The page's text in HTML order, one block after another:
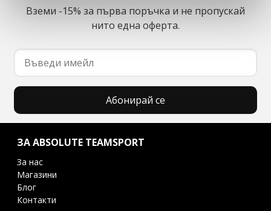
Вземи -15% за първа поръчка и не пропускай
нито една оферта.
Абонирай се
ЗА ABSOLUTE TEAMSPORT
За нас
Магазини
Блог
Контакти